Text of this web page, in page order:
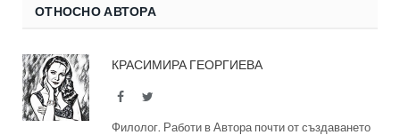
ОТНОСНО АВТОРА
КРАСИМИРА ГЕОРГИЕВА
FacebookTwitter
Филолог. Работи в Автора почти от създаването